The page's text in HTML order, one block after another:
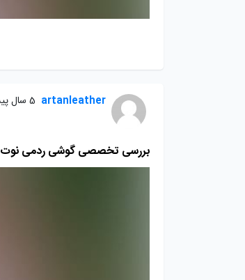
artanleather 5 سال پیش
بررسی تخصصی گوشی ردمی نوت 9